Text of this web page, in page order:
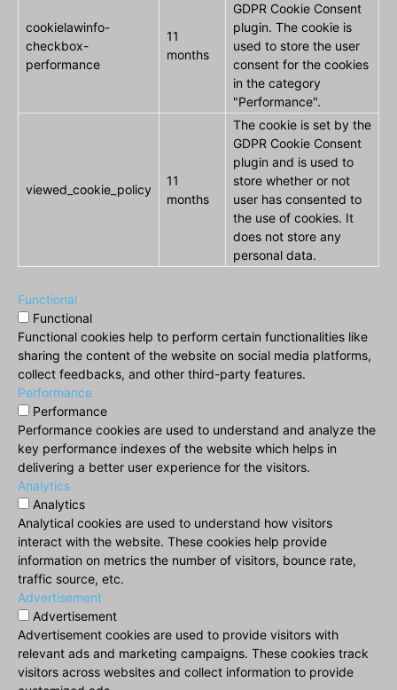
cookielawinfo-
checkbox-
performance
11
months
GDPR Cookie Consent
plugin. The cookie is
used to store the user
consent for the cookies
in the category
"Performance".
viewed_cookie_policy
11
months
The cookie is set by the
GDPR Cookie Consent
plugin and is used to
store whether or not
user has consented to
the use of cookies. It
does not store any
personal data.
Functional
Functional
Functional cookies help to perform certain functionalities like
sharing the content of the website on social media platforms,
collect feedbacks, and other third-party features.
Performance
Performance
Performance cookies are used to understand and analyze the
key performance indexes of the website which helps in
delivering a better user experience for the visitors.
Analytics
Analytics
Analytical cookies are used to understand how visitors
interact with the website. These cookies help provide
information on metrics the number of visitors, bounce rate,
traffic source, etc.
Advertisement
Advertisement
Advertisement cookies are used to provide visitors with
relevant ads and marketing campaigns. These cookies track
visitors across websites and collect information to provide